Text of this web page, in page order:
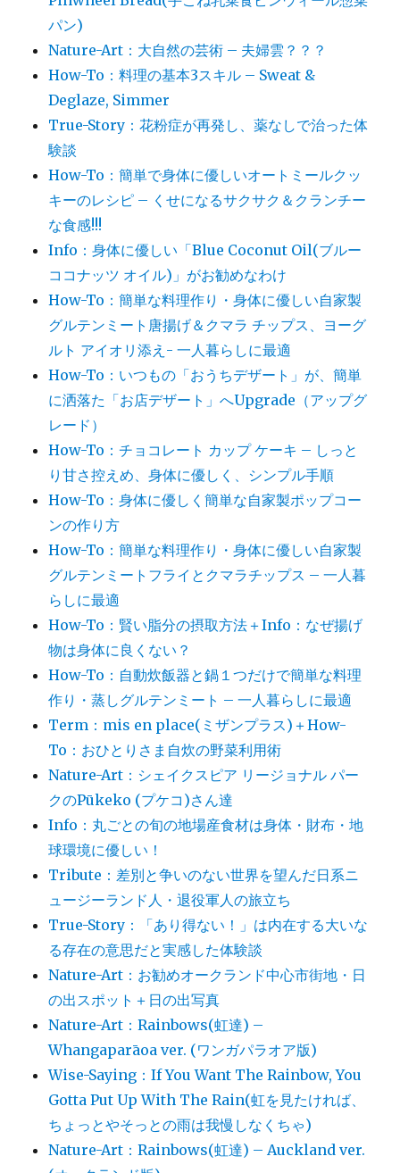
パン)
Nature-Art：大自然の芸術 – 夫婦雲？？？
How-To：料理の基本3スキル – Sweat &
Deglaze, Simmer
True-Story：花粉症が再発し、薬なしで治った体
験談
How-To：簡単で身体に優しいオートミールクッ
キーのレシピ – くせになるサクサク＆クランチー
な食感!!!
Info：身体に優しい「Blue Coconut Oil(ブルー
ココナッツ オイル)」がお勧めなわけ
How-To：簡単な料理作り・身体に優しい自家製
グルテンミート唐揚げ＆クマラ チップス、ヨーグ
ルト アイオリ添え- 一人暮らしに最適
How-To：いつもの「おうちデザート」が、簡単
に洒落た「お店デザート」へUpgrade（アップグ
レード）
How-To：チョコレート カップ ケーキ – しっと
り甘さ控えめ、身体に優しく、シンプル手順
How-To：身体に優しく簡単な自家製ポップコー
ンの作り方
How-To：簡単な料理作り・身体に優しい自家製
グルテンミートフライとクマラチップス – 一人暮
らしに最適
How-To：賢い脂分の摂取方法＋Info：なぜ揚げ
物は身体に良くない？
How-To：自動炊飯器と鍋１つだけで簡単な料理
作り・蒸しグルテンミート – 一人暮らしに最適
Term：mis en place(ミザンプラス)＋How-
To：おひとりさま自炊の野菜利用術
Nature-Art：シェイクスピア リージョナル パー
クのPūkeko (プケコ)さん達
Info：丸ごとの旬の地場産食材は身体・財布・地
球環境に優しい！
Tribute：差別と争いのない世界を望んだ日系ニ
ュージーランド人・退役軍人の旅立ち
True-Story：「あり得ない！」は内在する大いな
る存在の意思だと実感した体験談
Nature-Art：お勧めオークランド中心市街地・日
の出スポット＋日の出写真
Nature-Art：Rainbows(虹達) –
Whangaparāoa ver. (ワンガパラオア版)
Wise-Saying：If You Want The Rainbow, You
Gotta Put Up With The Rain(虹を見たければ、
ちょっとやそっとの雨は我慢しなくちゃ)
Nature-Art：Rainbows(虹達) – Auckland ver.